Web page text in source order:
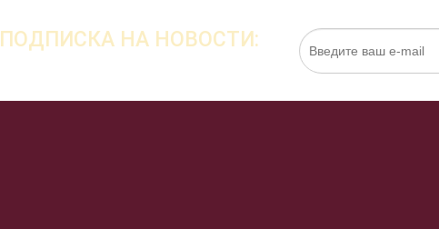
ПОДПИСКА НА НОВОСТИ: